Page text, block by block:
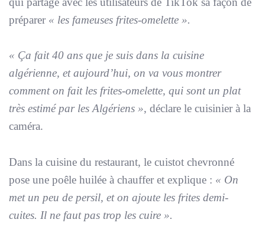
préparer « les fameuses frites-omelette ».
« Ça fait 40 ans que je suis dans la cuisine
algérienne, et aujourd’hui, on va vous montrer
comment on fait les frites-omelette, qui sont un plat
très estimé par les Algériens », déclare le cuisinier à la
caméra.
Dans la cuisine du restaurant, le cuistot chevronné
pose une poêle huilée à chauffer et explique : « On
met un peu de persil, et on ajoute les frites demi-
cuites. Il ne faut pas trop les cuire ».